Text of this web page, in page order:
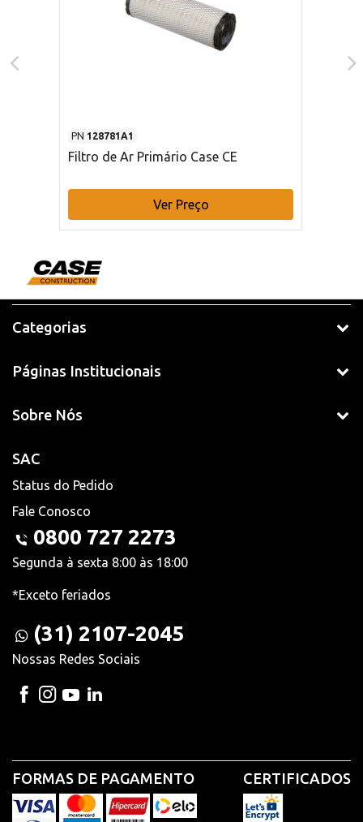
PN 128781A1
Filtro de Ar Primário Case CE
Ver Preço
Categorias
Páginas Institucionais
Sobre Nós
SAC
Status do Pedido
Fale Conosco
0800 727 2273
Segunda à sexta 8:00 às 18:00
*Exceto feriados
(31) 2107-2045
Nossas Redes Sociais
FORMAS DE PAGAMENTO CERTIFICADOS